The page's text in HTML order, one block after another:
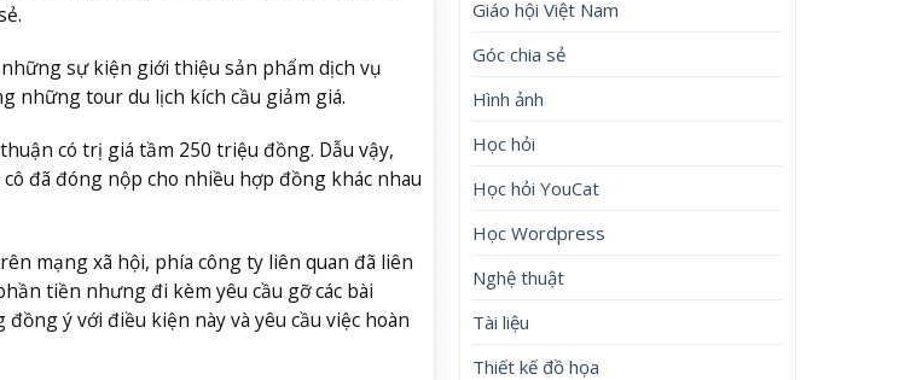
sự kiện giới thiệu sản phẩm dịch vụ
những tour du lịch kích cầu giảm giá.
có trị giá tầm 250 triệu đồng. Dẫu vậy,
đã đóng nộp cho nhiều hợp đồng khác nhau
mạng xã hội, phía công ty liên quan đã liên
tiền nhưng đi kèm yêu cầu gỡ các bài
ý với điều kiện này và yêu cầu việc hoàn
Giáo hội Việt Nam
Góc chia sẻ
Hình ảnh
Học hỏi
Học hỏi YouCat
Học Wordpress
Nghệ thuật
Tài liệu
Thiết kế đồ họa